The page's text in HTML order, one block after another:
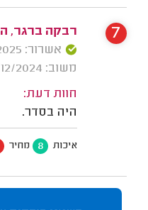
רבקה ברגר,
אשרור: 25/09/2025
משוב: 17/12/2024
חוות דעת:
היה בסדר.
איכות 8 מחיר
7